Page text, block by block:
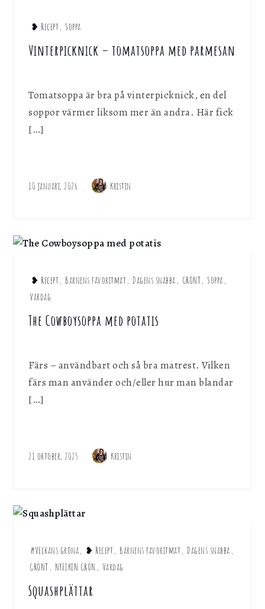
❥ Recept, Soppa
Vinterpicknick – tomatsoppa med parmesan
Tomatsoppa är bra på vinterpicknick, en del
soppor värmer liksom mer än andra. Här fick
[…]
10 januari, 2026 Kristin
❥ Recept, Barnens favoritmat, Dagens snabba , GRÖNT, Soppa ,
Vardag
The Cowboysoppa med potatis
Färs – användbart och så bra matrest. Vilken
färs man använder och/eller hur man blandar
[…]
21 oktober, 2025 Kristin
#Veckans gröna, ❥ Recept, Barnens favoritmat, Dagens snabba ,
GRÖNT , NYFIKEN GRÖN , Vardag
Squashplättar